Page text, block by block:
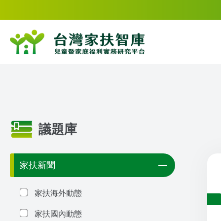
議題庫
家扶新聞
家扶海外動態
家扶國內動態